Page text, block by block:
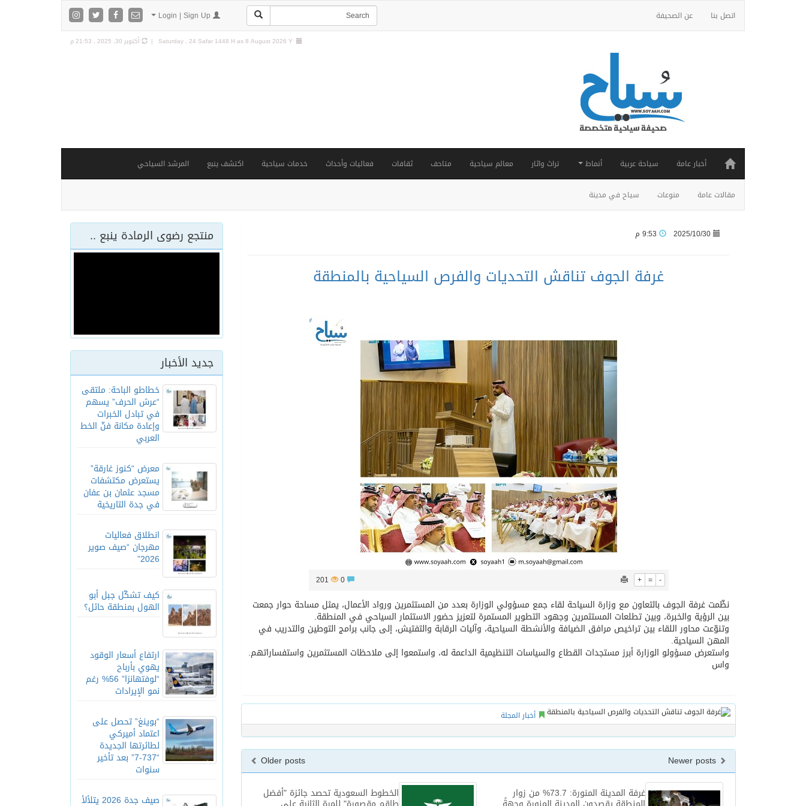
اتصل بنا عن الصحيفة
Saturday , 24 Safar 1448 H as8 August 2026 Y | أكتوبر 30, 2025 , 21:53 م
أخبار عامة سياحة عربية أنماط تراث واثار معالم سياحية متاحف ثقافات فعاليات وأحداث خدمات سياحية اكتشف ينبع المرشد السياحي
مقالات عامة منوعات سياح في مدينة
منتجع رضوى الرمادة ينبع ..
جديد الأخبار
خطاطو الباحة: ملتقى
“عرش الحرف” يسهم
في تبادل الخبرات
وإعادة مكانة فنّ الخط
العربي
معرض “كنوز غارقة”
يستعرض مكتشفات
مسجد عثمان بن عفان
في جدة التاريخية
انطلاق فعاليات
مهرجان “صيف صوير
2026”
كيف تشكّل جبل أبو
الهول بمنطقة حائل؟
ارتفاع أسعار الوقود
يهوي بأرباح
“لوفتهانزا” 56% رغم
نمو الإيرادات
“بوينغ” تحصل على
اعتماد أميركي
لطائرتها الجديدة
“737-7” بعد تأخير
سنوات
صيف جدة 2026 يتلألأ
2025/10/30
غرفة الجوف تناقش التحديات والفرص السياحية بالمنطقة
+ = -
0
201
نظّمت غرفة الجوف بالتعاون مع وزارة السياحة لقاء جمع مسؤولي الوزارة بعدد من المستثمرين ورواد الأعمال، يمثل مساحة حوار جمعت
بين الرؤية والخبرة، وبين تطلعات المستثمرين وجهود التطوير المستمرة لتعزيز حضور الاستثمار السياحي في المنطقة.
وتنوّعت محاور اللقاء بين تراخيص مرافق الضيافة والأنشطة السياحية، وآليات الرقابة والتفتيش، إلى جانب برامج التوطين والتدريب في
المهن السياحية.
واستعرض مسؤولو الوزارة أبرز مستجدات القطاع والسياسات التنظيمية الداعمة له، واستمعوا إلى ملاحظات المستثمرين واستفساراتهم.
واس
أخبار المجلة
Older posts
الخطوط السعودية تحصد جائزة "أفضل
غرفة المدينة المنورة: 73.7% من زوار